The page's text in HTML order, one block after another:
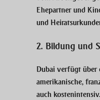
Ehepartner und
und
2. Bildung und
Dubai verfügt über
amerikanische,
auch